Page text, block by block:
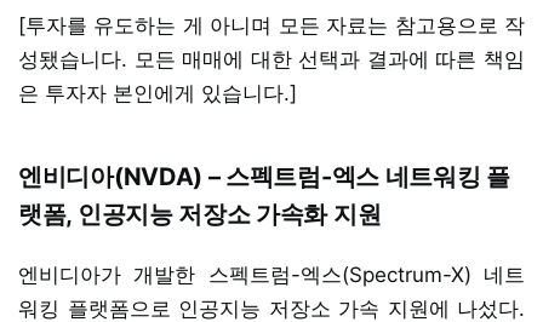
[투자를 유도하는 게 아니며 모든 자료는 참고용으로 작
성됐습니다. 모든 매매에 대한 선택과 결과에 따른 책임
은 투자자 본인에게 있습니다.]
엔비디아(NVDA) – 스펙트럼-엑스 네트워킹 플
랫폼, 인공지능 저장소 가속화 지원
엔비디아가 개발한 스펙트럼-엑스(Spectrum-X) 네트
워킹 플랫폼으로 인공지능 저장소 가속 지원에 나섰다.